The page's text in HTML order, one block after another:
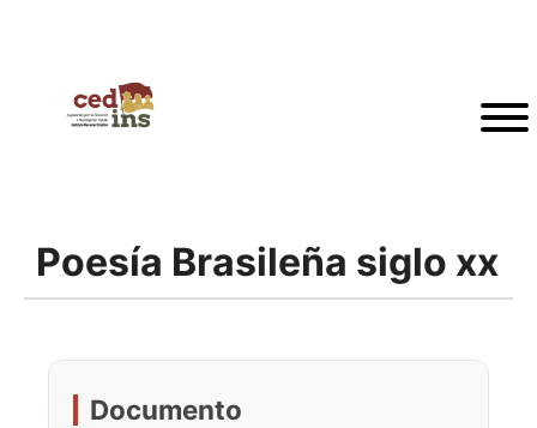
Poesía Brasileña siglo xx
Documento